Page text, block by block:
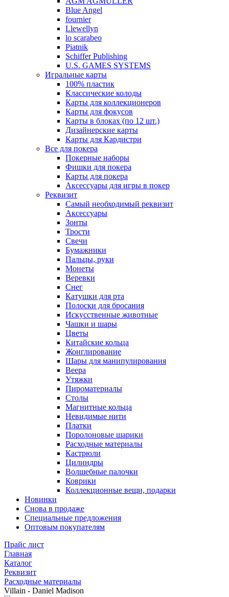
Blue Angel
fournier
Llewellyn
lo scarabeo
Piatnik
Schiffer Publishing
U.S. GAMES SYSTEMS
Игральные карты
100% пластик
Классические колоды
Карты для коллекционеров
Карты для фокусов
Карты в блоках (по 12 шт.)
Дизайнерские карты
Карты для Кардистри
Все для покера
Покерные наборы
Фишки для покера
Карты для покера
Аксессуары для игры в покер
Реквизит
Самый необходимый реквизит
Аксессуары
Зонты
Трости
Свечи
Бумажники
Пальцы, руки
Монеты
Веревки
Снег
Катушки для рта
Полоски для бросания
Искусственные животные
Чашки и шары
Цветы
Китайские кольца
Жонглирование
Шары для манипулирования
Веера
Утяжки
Пироматериалы
Столы
Магнитные кольца
Невидимые нити
Платки
Поролоновые шарики
Расходные материалы
Кастрюли
Цилиндры
Волшебные палочки
Коврики
Коллекционные вещи, подарки
Новинки
Снова в продаже
Специальные предложения
Оптовым покупателям
Прайс лист
Главная
Каталог
Реквизит
Расходные материалы
Villain - Daniel Madison